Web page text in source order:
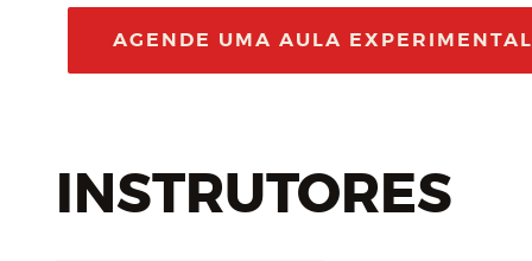
AGENDE UMA AULA EXPERIMENTAL
INSTRUTORES